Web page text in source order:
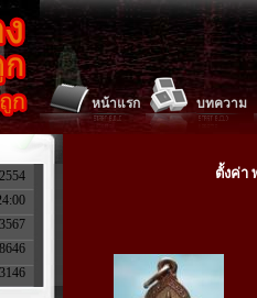
หน้าแรก บทความ
3146
ตั้งค่า